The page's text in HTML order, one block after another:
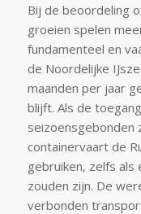
Bij de beoordeling
groeien spelen
fundamenteel en
de Noordelijke
maanden per jaar
blijft. Als de
seizoensgebonden
containervaart de
gebruiken, zelfs als
zouden zijn. De
verbonden